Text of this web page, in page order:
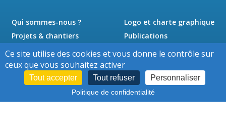
Qui sommes-nous ?
Projets & chantiers
Actualités
Jobs
Logo et charte graphique
Publications
Presse
Contact
Ce site utilise des cookies et vous donne le contrôle sur
ceux que vous souhaitez activer
Tout accepter Tout refuser Personnaliser
Politique de confidentialité